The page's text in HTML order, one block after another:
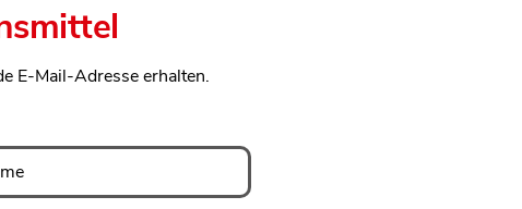
E-Mail-Adresse erhalten.